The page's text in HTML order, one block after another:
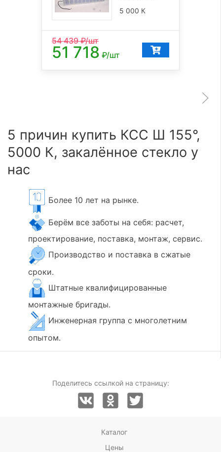
5 000 К
54 439₽/шт
51 718 ₽/шт
5 причин купить КСС Ш 155°,
5000 К, закалённое стекло у
нас
Более 10 лет на рынке.
Берём все заботы на себя: расчет,
проектирование, поставка, монтаж, сервис.
Производство и поставка в сжатые
сроки.
Штатные квалифицированные
монтажные бригады.
Инженерная группа с многолетним
опытом.
Поделитесь ссылкой на страницу:
Каталог
Цены